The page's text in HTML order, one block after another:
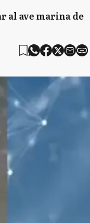
al ave marina de